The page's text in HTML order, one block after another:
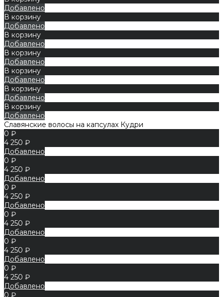
Добавлено
В корзину
Добавлено
В корзину
Добавлено
В корзину
Добавлено
В корзину
Добавлено
В корзину
Добавлено
В корзину
Добавлено
Славянские волосы на капсулах Кудри
0 ₽
4 250 ₽
Добавлено
0 ₽
4 250 ₽
Добавлено
0 ₽
4 250 ₽
Добавлено
0 ₽
4 250 ₽
Добавлено
0 ₽
4 250 ₽
Добавлено
0 ₽
4 250 ₽
Добавлено
0 ₽